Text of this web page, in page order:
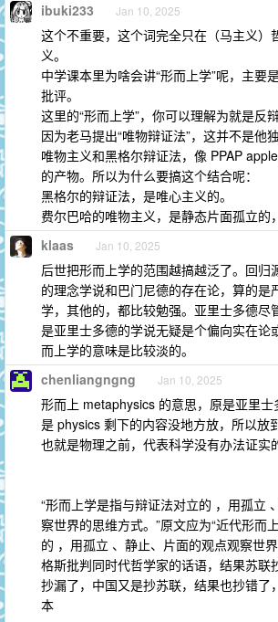
ibuki233 Jan 10, 2025
这个不重要，这个词完全只在（马主义）
义。
中学课本里为啥会讲“形而上学”呢，主要
批评。
这里的“形而上学”，你可以理解为就是反辩
因为老马提出“唯物辩证法”，这并不是他
唯物主义和黑格尔辩证法，像 PPAP
的产物。所以为什么要搞这个结合呢：
黑格尔的辩证法，是唯心主义的。
费尔巴哈的唯物主义，是静态片面孤立的
klaas Jan 10, 2025
后世把形而上学的范围越搞越泛了。回归
的理念学说和巴门尼德的存在论，算的是
学，其他的，都比较勉强。亚里士多德尽
是亚里士多德的学说无疑是个偏向实在论
而上学的意味是比较淡的。
chenliangngng Jan 10, 2025
形而上 metaphysics 的意思，原是亚里
是 physics 剩下的内容没地方放，所以放
也就是物理之前，代表科学没有办法证实
“形而上学是指与辩证法对立的 ，用孤立
察世界的思维方式。”原文应为“近代形而
的 ，用孤立 、静止、片面的观点观察世
格斯批判同时代哲学家的话语，结果苏联
抄漏了，中国又是抄苏联，结果也抄错了
本